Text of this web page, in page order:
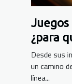
Juegos
¿para
Desde sus
un camino
línea...